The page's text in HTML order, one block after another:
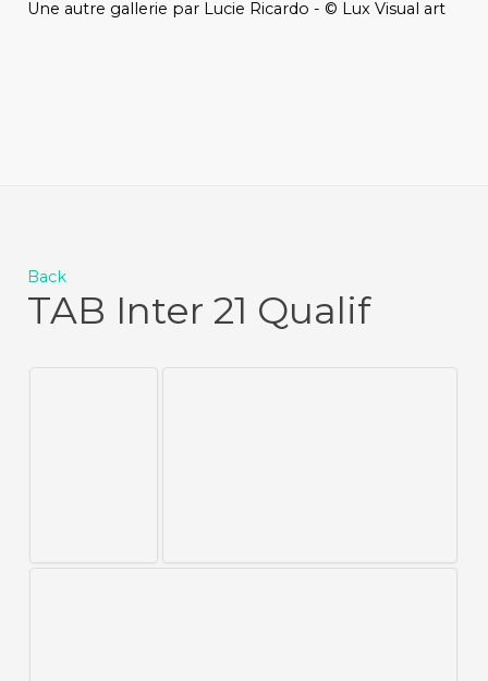
Une autre gallerie par Lucie Ricardo - © Lux Visual art
Back
TAB Inter 21 Qualif